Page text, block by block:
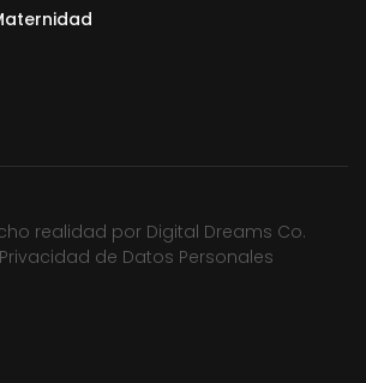
realidad por Digital Dreams Co.
de Datos Personales